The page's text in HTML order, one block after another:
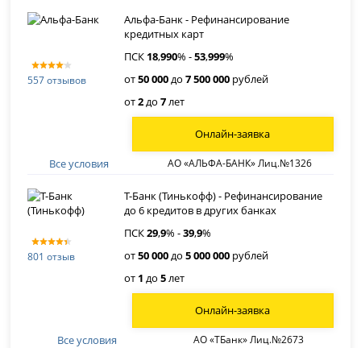
557 отзывов
Альфа-Банк - Рефинансирование
кредитных карт
ПСК 18,990% -53,999%
от50 000до7 500 000 рублей
от2до7лет
Все условия АО «АЛЬФА-БАНК» Лиц.№1326
Онлайн-заявка
801 отзыв
Т-Банк (Тинькофф) - Рефинансирование
до 6 кредитов в других банках
ПСК29,9% -39,9%
от50 000до5 000 000 рублей
от 1 до5лет
Все условия АО «ТБанк» Лиц.№2673
Онлайн-заявка